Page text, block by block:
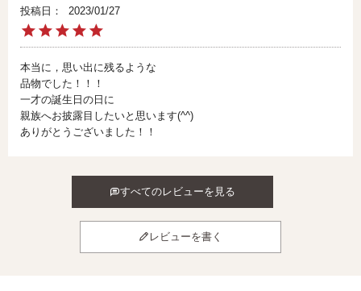
投稿日 2023/01/27
本当に，思い出に残るような
品物でした！！！
一才の誕生日の日に
親族へお披露目したいと思います(^^)
ありがとうございました！！
すべてのレビューを見る
レビューを書く